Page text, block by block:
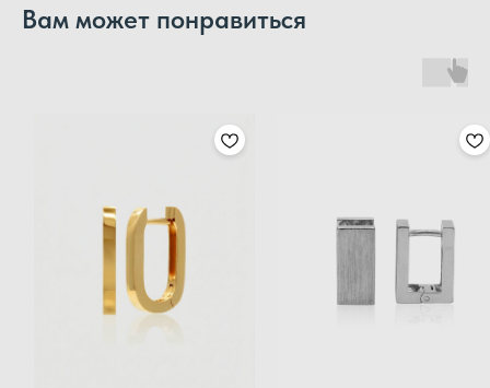
Вам может понравиться